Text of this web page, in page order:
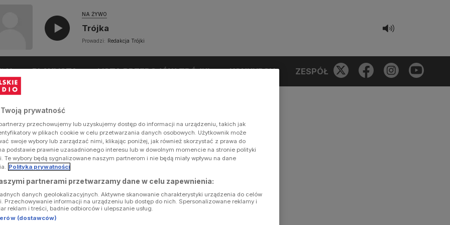
NA ŻYWO
Trójka
Prowadzi: Redakcja Trójki
PLAYLISTA LISTA PRZEBOJÓW TRÓJKI KONKURSY ZESPÓŁ
Twoją prywatność
przechowujemy lub uzyskujemy dostęp do informacji na urządzeniu, takich jak
w plikach cookie w celu przetwarzania danych osobowych. Użytkownik może
swoje wybory lub zarządzać nimi, klikając poniżej, jak również skorzystać z prawa do
podstawie prawnie uzasadnionego interesu lub w dowolnym momencie na stronie polityki
Te wybory będą sygnalizowane naszym partnerom i nie będą miały wpływu na dane
Polityka prywatności
partnerami przetwarzamy dane w celu zapewnienia:
danych geolokalizacyjnych. Aktywne skanowanie charakterystyki urządzenia do celów
Przechowywanie informacji na urządzeniu lub dostęp do nich. Spersonalizowane reklamy i
reklam i treści, badnie odbiorców i ulepszanie usług.
(dostawców)